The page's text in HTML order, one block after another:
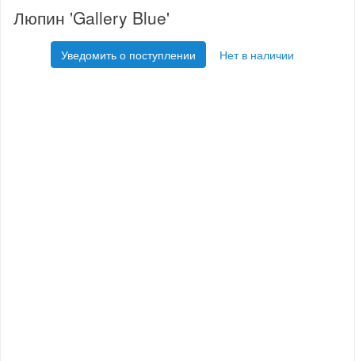
Люпин 'Gallery Blue'
Уведомить о поступлении Нет в наличии